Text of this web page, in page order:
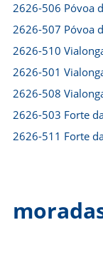
2626-506 Póvoa
2626-507 Póvoa
2626-510
2626-501
2626-508
2626-503 Forte
2626-511 Forte